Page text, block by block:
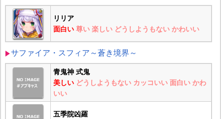
リリア
面白い 尊い 楽しい どうしようもない かわいい
サファイア・スフィア～蒼き境界～
青鬼神 式鬼
美しい どうしようもない カッコいい 面白い かわ
いい
五季院凶羅